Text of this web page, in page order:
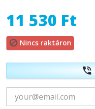
11 530 Ft
 Nincs raktáron
phone_in_talk